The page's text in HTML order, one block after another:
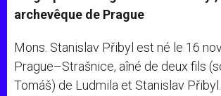
archevêque de Prague
Mons. Stanislav Přibyl est né le 16
Prague–Strašnice, aîné de deux fils
Tomáš) de Ludmila et Stanislav